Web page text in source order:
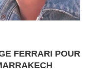
FERRARI POUR